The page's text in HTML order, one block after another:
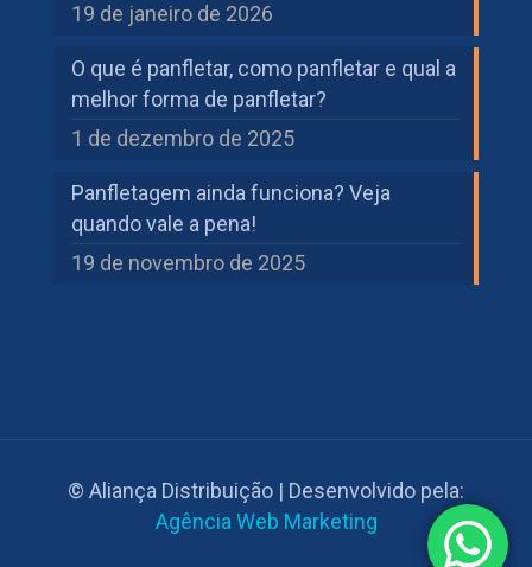
19 de janeiro de 2026
O que é panfletar, como panfletar e qual a
melhor forma de panfletar?
1 de dezembro de 2025
Panfletagem ainda funciona? Veja
quando vale a pena!
19 de novembro de 2025
© Aliança Distribuição | Desenvolvido pela:
Agência Web Marketing